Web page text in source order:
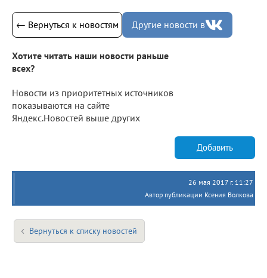
← Вернуться к новостям Другие новости в
Хотите читать наши новости раньше
всех?
Новости из приоритетных источников
показываются на сайте
Яндекс.Новостей выше других
Добавить
26 мая 2017 г. 11:27
Автор публикации Ксения Волкова
Вернуться к списку новостей